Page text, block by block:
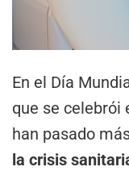
En el Día
que se celebrói
han pasado
la crisis